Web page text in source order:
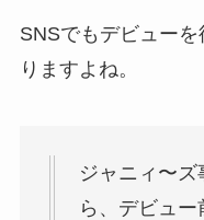
SNSでもデビュー
りますよね。
ジャニィ〜
ら、デビュ